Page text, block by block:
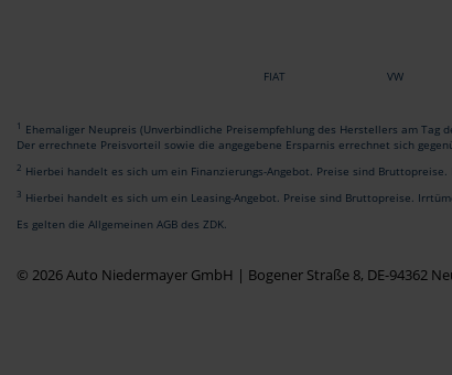
FIAT VW
1 Ehemaliger Neupreis (Unverbindliche Preisempfehlung des Herstellers am Tag
Der errechnete Preisvorteil sowie die angegebene Ersparnis errechnet sich
2 Hierbei handelt es sich um ein Finanzierungs-Angebot. Preise sind
3 Hierbei handelt es sich um ein Leasing-Angebot. Preise sind Bruttopreise.
Es gelten die Allgemeinen AGB des ZDK.
© 2026 Auto Niedermayer GmbH | Bogener Straße 8, DE-94362